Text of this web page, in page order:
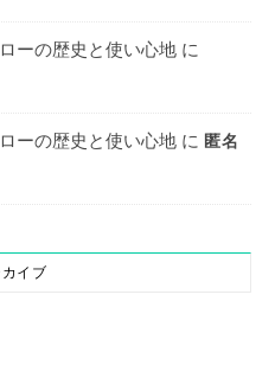
ーの歴史と使い心地 に
ーの歴史と使い心地 に 匿名
イブ